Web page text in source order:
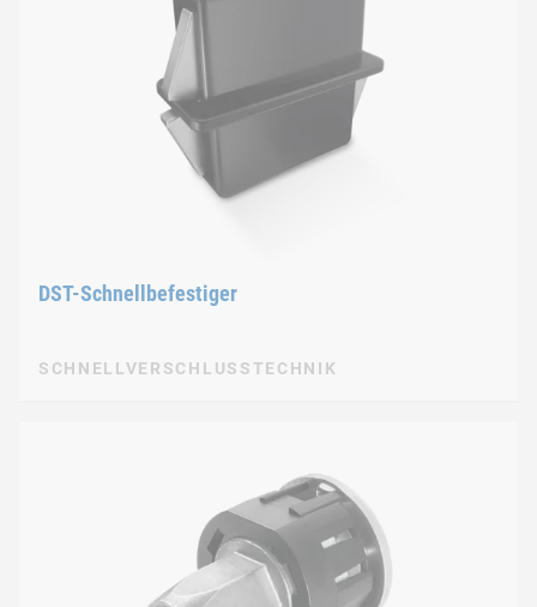
DST-Schnellbefestiger
SCHNELLVERSCHLUSSTECHNIK